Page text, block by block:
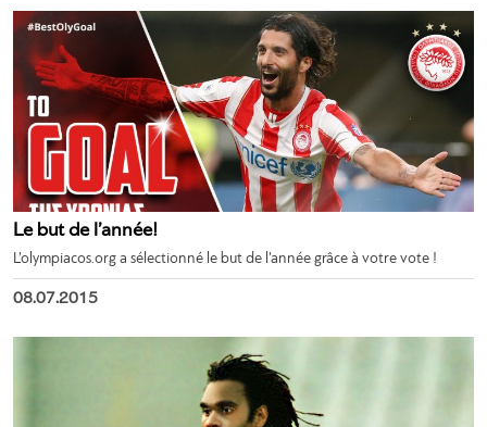
Le but de l’année!
L’olympiacos.org a sélectionné le but de l’année grâce à votre vote !
08.07.2015